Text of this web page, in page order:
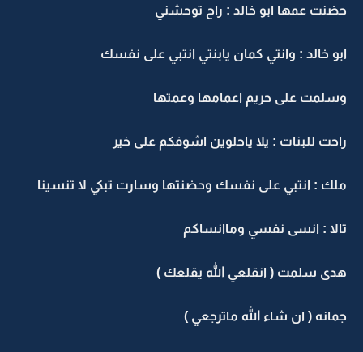
حضنت عمها ابو خالد : راح توحشني
ابو خالد : وانتي كمان يابنتي انتبي على نفسك
وسلمت على حريم اعمامها وعمتها
راحت للبنات : يلا ياحلوين اشوفكم على خير
ملك : انتبي على نفسك وحضنتها وسارت تبكي لا تنسينا
تالا : انسى نفسي وماانساكم
هدى سلمت ( انقلعي الله يقلعك )
جمانه ( ان شاء الله ماترجعي )